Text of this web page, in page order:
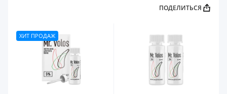
ПОДЕЛИТЬСЯ
ХИТ ПРОДАЖ